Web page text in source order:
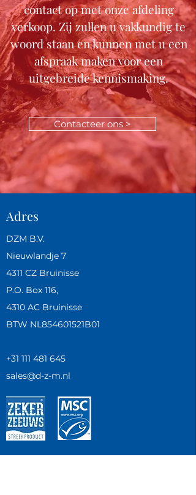
contact op met onze afdeling
verkoop. Zij zullen u vakkundig te
woord staan en kunnen met u een
afspraak maken voor een
uitgebreide kennismaking.
Contacteer ons >
Adres
DZM B.V.
Nieuwlandje 7
4311 CZ Bruinisse
P.O. Box 116,
4310 AC Bruinisse
BTW NL854601521B01
+31 111 481 645
sales@d-z-m.nl